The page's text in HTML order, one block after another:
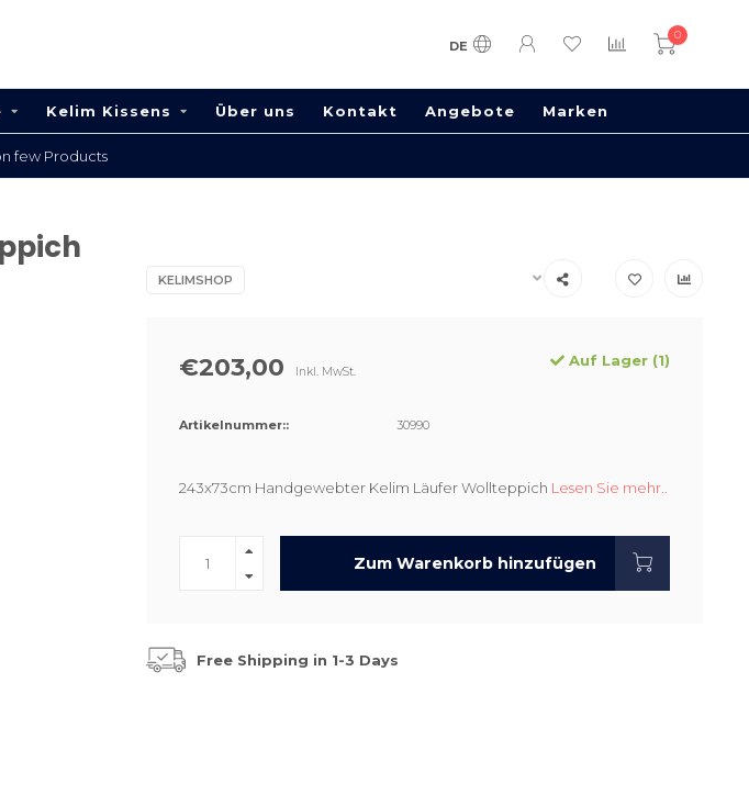
DE
0
Kelim Kissens Über uns Kontakt Angebote Marken
100% Wool
KELIMSHOP
€203,00 Inkl. MwSt.
Auf Lager (1)
Artikelnummer:: 30990
243x73cm Handgewebter Kelim Läufer Wollteppich Lesen Sie mehr..
Zum Warenkorb hinzufügen
Free Shipping in 1-3 Days